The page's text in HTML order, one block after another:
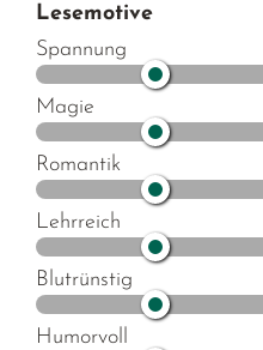
Lesemotive
Spannung
Magie
Romantik
Lehrreich
Blutrünstig
Humorvoll